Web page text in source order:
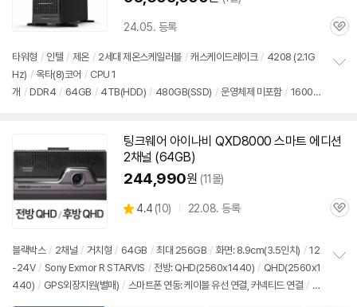
24.05. 등록
관
타워형 / 인텔 / 제온 / 2세대 제온스케일러블 / 캐스케이드레이크 / 4208 (2.1G
Hz) / 옥타(8)코어 / CPU 1
개 / DDR4 / 64GB / 4TB(HDD) / 480GB(SSD) / 운영체제 미포함 / 1600
기
팅크웨어 아이나비 QXD8000 스마트 에디션
2채널 (64GB)
244,990원 (11몰)
별
4.4 (상
리
뷰
10) 22.08. 등록
관
블랙박스 / 2채널 / 거치형 / 64GB / 최대 256GB / 화면: 8.9cm(3.5인치) / 12
-24V / Sony Exmor R STARVIS / 전방: QHD(2560x1440) / QHD(2560x1
440) / GPS외장지원(별매) / 스마트폰 연동: 케이블 유선 연결, 커넥티드 연결 / 시